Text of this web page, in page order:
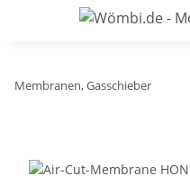
Membranen, Gasschieber